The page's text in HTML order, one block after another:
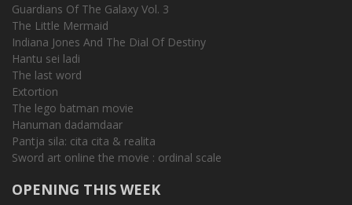
Guardians Of The Galaxy Vol. 3
The Little Mermaid
Indiana Jones And The Dial Of Destiny
Hantu sei ladi
The last word
Extortion
The lego batman movie
Hanuman dadamdaar
Pantja sila: cita cita & realita
Sword art online the movie : ordinal scale
OPENING THIS WEEK